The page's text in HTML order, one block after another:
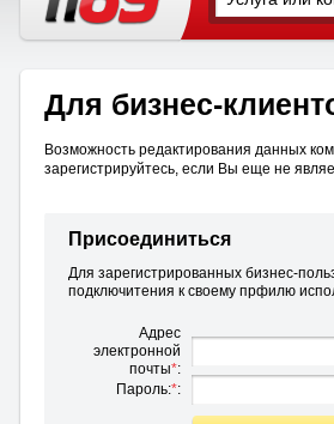
Для бизнес-
Возможность редактирования данных
зарегистрируйтесь, если Вы еще не
Присоединиться
Для зарегистрированных бизнес-
подключитения к своему прфилю
Адрес
электронной
почты*:
Пароль:*: